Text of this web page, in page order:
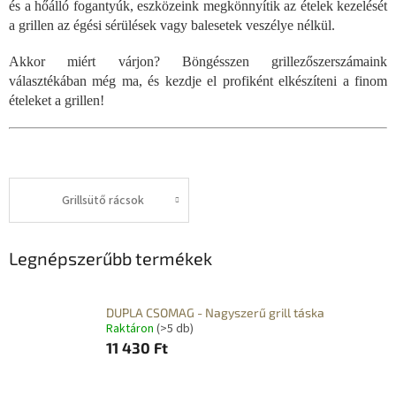
és a hőálló fogantyúk, eszközeink megkönnyítik az ételek kezelését
a grillen az égési sérülések vagy balesetek veszélye nélkül.
Akkor miért várjon? Böngésszen grillezőszerszámaink
választékában még ma, és kezdje el profiként elkészíteni a finom
ételeket a grillen!
Grillsütő rácsok
Legnépszerűbb termékek
DUPLA CSOMAG - Nagyszerű grill táska
Raktáron (>5 db)
11 430 Ft